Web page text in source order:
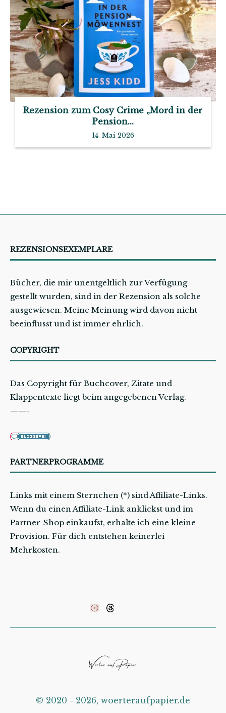
Rezension zum Cosy Crime „Mord in der
Pension...
14. Mai 2026
REZENSIONSEXEMPLARE
Bücher, die mir unentgeltlich zur Verfügung
gestellt wurden, sind in der Rezension als solche
ausgewiesen. Meine Meinung wird davon nicht
beeinflusst und ist immer ehrlich.
COPYRIGHT
Das Copyright für Buchcover, Zitate und
Klappentexte liegt beim angegebenen Verlag.
——-
PARTNERPROGRAMME
Links mit einem Sternchen (*) sind Affiliate-Links.
Wenn du einen Affiliate-Link anklickst und im
Partner-Shop einkaufst, erhalte ich eine kleine
Provision. Für dich entstehen keinerlei
Mehrkosten.
©️ 2020 - 2026, woerteraufpapier.de